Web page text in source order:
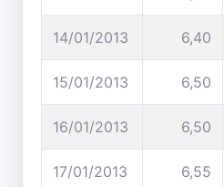
14/01/2013 6,40
15/01/2013 6,50
16/01/2013 6,50
17/01/2013 6,55